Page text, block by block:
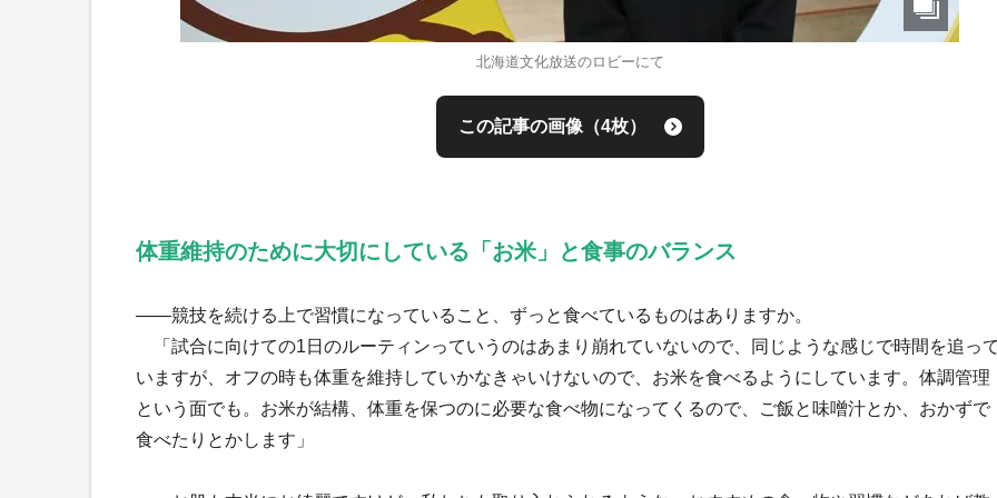
北海道文化放送のロビーにて
この記事の画像（4枚）
体重維持のために大切にしている「お米」と食事のバランス
――競技を続ける上で習慣になっていること、ずっと食べているものはありますか。
「試合に向けての1日のルーティンっていうのはあまり崩れていないので、同じような感じで時間を追っ
いますが、オフの時も体重を維持していかなきゃいけないので、お米を食べるようにしています。体調管理
という面でも。お米が結構、体重を保つのに必要な食べ物になってくるので、ご飯と味噌汁とか、おかずで
食べたりとかします」